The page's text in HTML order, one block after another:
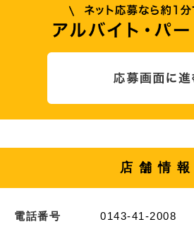
店舗情報
電話番号 0143-41-2008